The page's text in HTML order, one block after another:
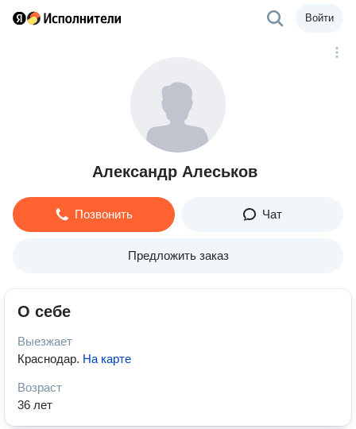
Войти
Александр Алеськов
Позвонить Чат
Предложить заказ
О себе
Выезжает
Краснодар. На карте
Возраст
36 лет